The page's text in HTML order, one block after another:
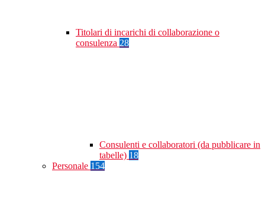
Titolari di incarichi di collaborazione o
consulenza 28
Consulenti e collaboratori (da pubblicare in
tabelle) 18
Personale 154